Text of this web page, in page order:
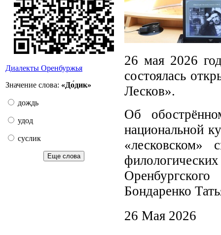
Диалекты Оренбуржья
Значение слова: «До́дик»
дождь
удод
суслик
Еще слова
26 мая 2026
состоялась
Лесков».
Об
национальной
«лесковском»
Бондаренко
26 Мая 2026